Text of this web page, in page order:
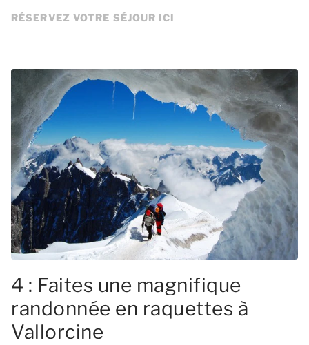
RÉSERVEZ VOTRE SÉJOUR ICI
4 : Faites une magnifique
randonnée en raquettes à
Vallorcine